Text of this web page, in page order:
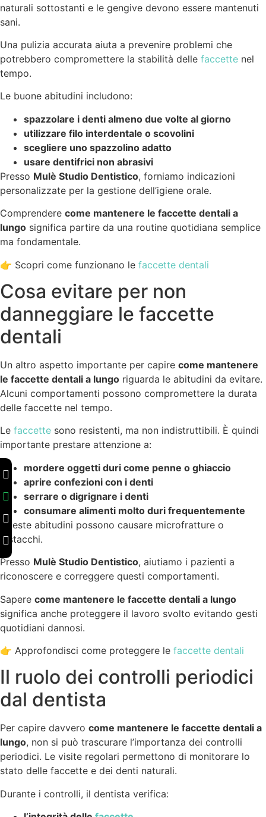
naturali sottostanti e le gengive devono essere mantenuti
sani.
Una pulizia accurata aiuta a prevenire problemi che
potrebbero compromettere la stabilità delle faccette nel
tempo.
Le buone abitudini includono:
spazzolare i denti almeno due volte al giorno
utilizzare filo interdentale o scovolini
scegliere uno spazzolino adatto
usare dentifrici non abrasivi
Presso Mulè Studio Dentistico, forniamo indicazioni
personalizzate per la gestione dell’igiene orale.
Comprendere come mantenere le faccette dentali a
lungo significa partire da una routine quotidiana semplice
ma fondamentale.
👉 Scopri come funzionano le faccette dentali
Cosa evitare per non
danneggiare le faccette
dentali
Un altro aspetto importante per capire come mantenere
le faccette dentali a lungo riguarda le abitudini da evitare.
Alcuni comportamenti possono compromettere la durata
delle faccette nel tempo.
Le faccette sono resistenti, ma non indistruttibili. È quindi
importante prestare attenzione a:
mordere oggetti duri come penne o ghiaccio
aprire confezioni con i denti
serrare o digrignare i denti
consumare alimenti molto duri frequentemente
Queste abitudini possono causare microfratture o
distacchi.
Presso Mulè Studio Dentistico, aiutiamo i pazienti a
riconoscere e correggere questi comportamenti.
Sapere come mantenere le faccette dentali a lungo
significa anche proteggere il lavoro svolto evitando gesti
quotidiani dannosi.
👉 Approfondisci come proteggere le faccette dentali
Il ruolo dei controlli periodici
dal dentista
Per capire davvero come mantenere le faccette dentali a
lungo, non si può trascurare l’importanza dei controlli
periodici. Le visite regolari permettono di monitorare lo
stato delle faccette e dei denti naturali.
Durante i controlli, il dentista verifica: